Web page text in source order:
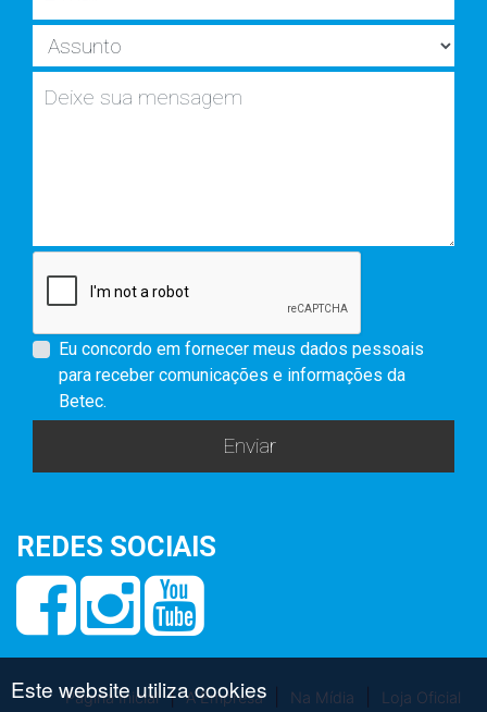
Eu concordo em fornecer meus dados pessoais
para receber comunicações e informações da
Betec.
Enviar
REDES SOCIAIS
Página Inicial | A Empresa Na Mídia Loja Oficial